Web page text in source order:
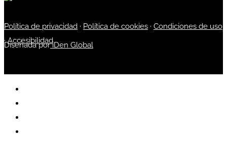
Política de privacidad · Política de cookies · Condiciones de uso
·Accesibilidad
Diseñada poriDen Global